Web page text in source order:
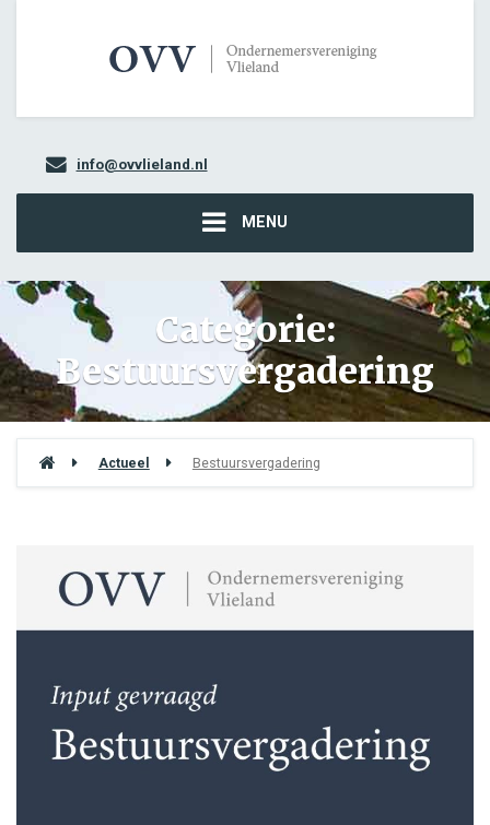
info@ovvlieland.nl
MENU
Categorie:
Bestuursvergadering
Actueel Bestuursvergadering